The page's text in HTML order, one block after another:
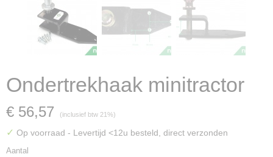
Ondertrekhaak minitractor
€ 56,57 (inclusief btw 21%)
✓ Op voorraad - Levertijd <12u besteld, direct verzonden
Aantal